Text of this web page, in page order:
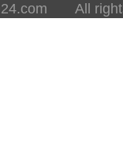
All